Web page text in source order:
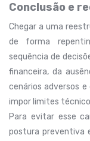
Conclusão e
Chegar a uma
de forma
sequência de
financeira, da
cenários adversos
impor limites
Para evitar esse
postura preventiva